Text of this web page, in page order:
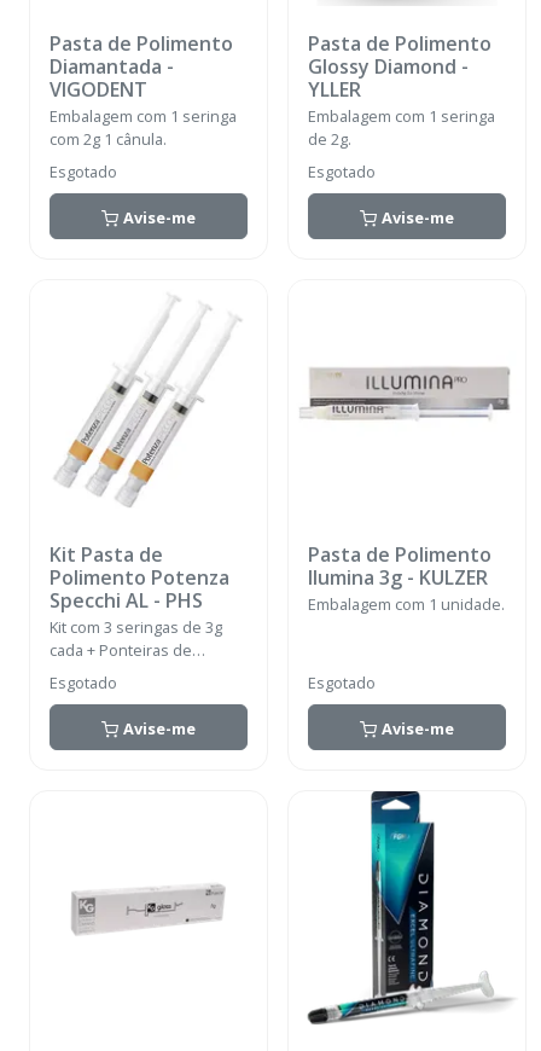
Pasta de Polimento
Diamantada -
VIGODENT
Embalagem com 1 seringa
com 2g 1 cânula.
Esgotado
Avise-me
Pasta de Polimento
Glossy Diamond -
YLLER
Embalagem com 1 seringa
de 2g.
Esgotado
Avise-me
Kit Pasta de
Polimento Potenza
Specchi AL - PHS
Kit com 3 seringas de 3g
cada + Ponteiras de
Aplicação.
Esgotado
Avise-me
Pasta de Polimento
Ilumina 3g - KULZER
Embalagem com 1 unidade.
Esgotado
Avise-me